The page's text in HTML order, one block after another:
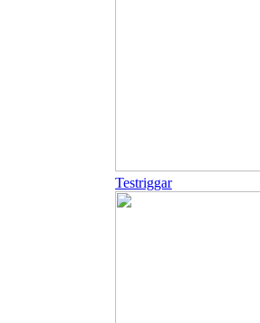
Testriggar